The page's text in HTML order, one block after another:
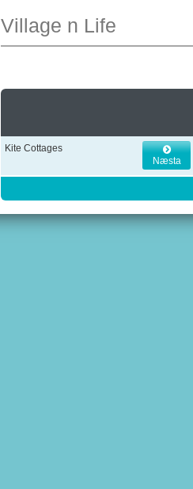
Village n Life
Kite Cottages
Næsta